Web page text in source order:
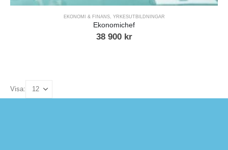
EKONOMI & FINANS, YRKESUTBILDNINGAR
Ekonomichef
38 900 kr
Visa: